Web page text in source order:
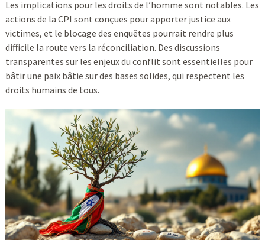
Les implications pour les droits de l’homme sont notables. Les
actions de la CPI sont conçues pour apporter justice aux
victimes, et le blocage des enquêtes pourrait rendre plus
difficile la route vers la réconciliation. Des discussions
transparentes sur les enjeux du conflit sont essentielles pour
bâtir une paix bâtie sur des bases solides, qui respectent les
droits humains de tous.